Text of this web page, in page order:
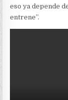
eso ya depende
entrene”.